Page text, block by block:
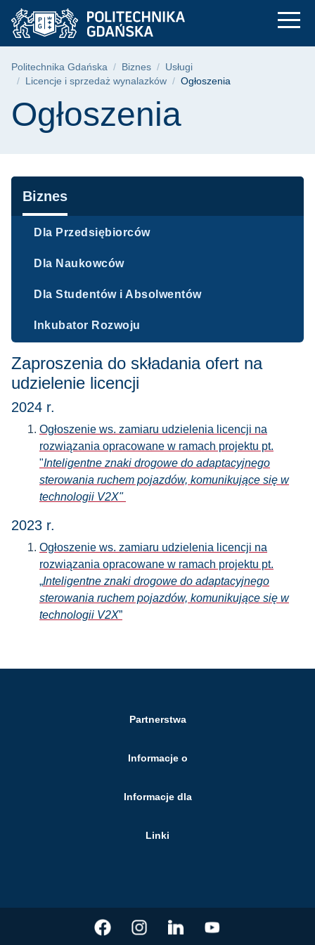
Przejdź
do
menu
Przejdź
do
wyszukiwarki
Przejdź
do
treści
Ogłoszenia -
Ścieżka nawigacyjna
Politechnika Gdańska Biznes
Usługi
Licencje i sprzedaż wynalazków
Ogłoszenia
Treść strony
Ogłoszenia
Nawigacja
Biznes
Dla Przedsiębiorców
Dla Naukowców
Dla Studentów i Absolwentów
Inkubator Rozwoju
Zaproszenia do składania ofert na
udzielenie licencji
2024 r.
Ogłoszenie ws. zamiaru udzielenia licencji na
rozwiązania opracowane w ramach projektu pt.
"Inteligentne znaki drogowe do adaptacyjnego
sterowania ruchem pojazdów, komunikujące się w
technologii V2X"
2023 r.
Ogłoszenie ws. zamiaru udzielenia licencji na
rozwiązania opracowane w ramach projektu pt.
„Inteligentne znaki drogowe do adaptacyjnego
sterowania ruchem pojazdów, komunikujące się w
technologii V2X”
Partnerstwa
Informacje o
Informacje dla
Linki